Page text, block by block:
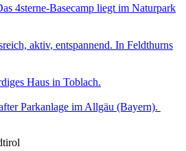
4sterne-Basecamp liegt im Naturpark
aktiv, entspannend. In Feldthurns
Haus in Toblach.
Parkanlage im Allgäu (Bayern).